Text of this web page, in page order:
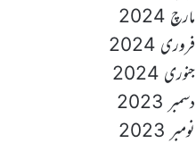
مارچ 2024
فروری 2024
جنوری 2024
دسمبر 2023
نومبر 2023